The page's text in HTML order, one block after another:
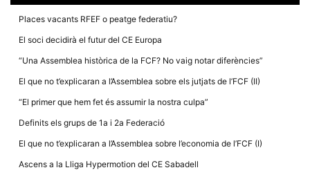
Places vacants RFEF o peatge federatiu?
El soci decidirà el futur del CE Europa
“Una Assemblea històrica de la FCF? No vaig notar diferències”
El que no t’explicaran a l’Assemblea sobre els jutjats de l’FCF (II)
“El primer que hem fet és assumir la nostra culpa”
Definits els grups de 1a i 2a Federació
El que no t’explicaran a l’Assemblea sobre l’economia de l’FCF (I)
Ascens a la Lliga Hypermotion del CE Sabadell
estadístiques
la funcionalitat
i la seva
estructura.
Alguns
tècnics del